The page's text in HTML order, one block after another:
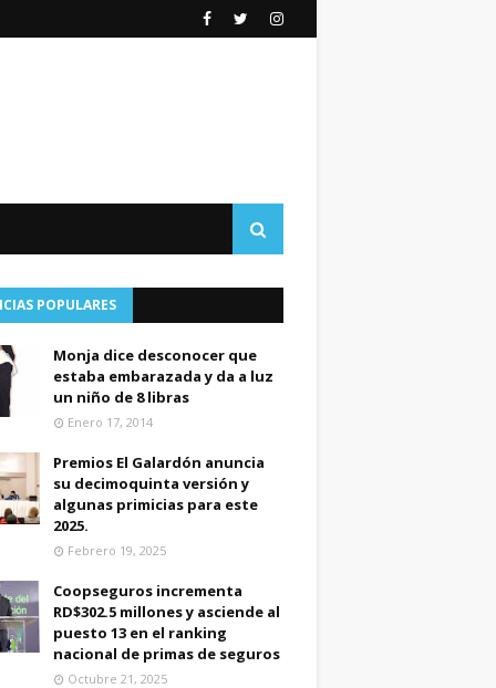
POPULARES
Monja dice desconocer que
estaba embarazada y da a luz
un niño de 8 libras
Enero 17, 2014
Premios El Galardón anuncia
su decimoquinta versión y
algunas primicias para este
2025.
Febrero 19, 2025
Coopseguros incrementa
RD$302.5 millones y asciende al
puesto 13 en el ranking
nacional de primas de seguros
Octubre 21, 2025